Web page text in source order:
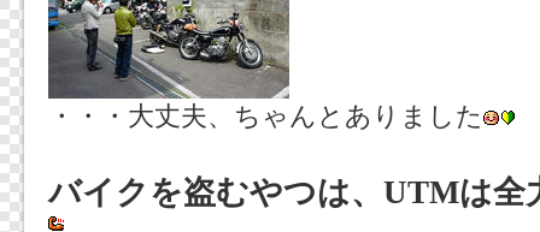
・・・大丈夫、ちゃんとありました
バイクを盗むやつは、UTMは全